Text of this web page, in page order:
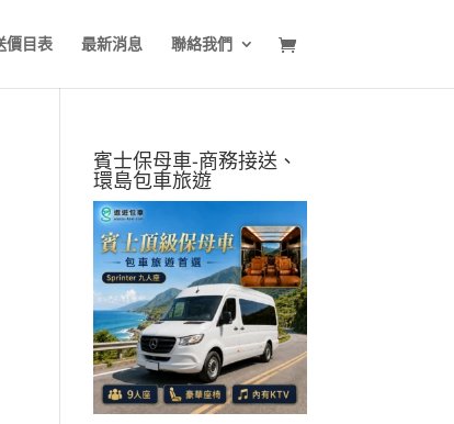
價目表 最新消息 聯絡我們
賓士保母車-商務接送、
環島包車旅遊